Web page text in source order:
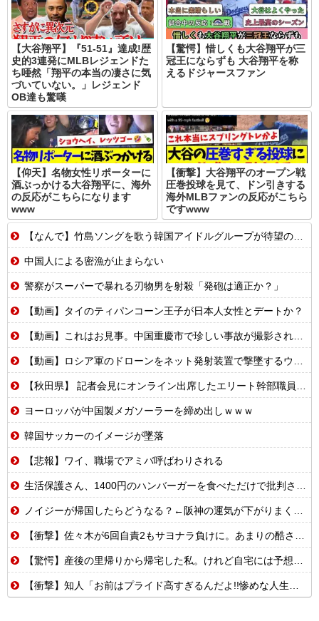
【大谷翔平】『51-51』達成!歴
史的3連発にMLBレジェンドた
ち唖然「翔平の本当の凄さに気
づいていない。」レジェンド
OB達も驚嘆
【驚愕】惜しくも大谷翔平が三
冠王にならずも 大谷翔平を称
えるドジャースファン
【仰天】名物女性リポーターに
酒ぶっかける大谷翔平に、海外
の反応がこちらになります
www
【衝撃】大谷翔平のオープン戦
圧巻投球を見て、ドン引きする
海外MLBファンの反応がこちら
ですwww
【なんで】竹島ソングを歌う韓国アイドルグループが待望の日本デビュー
中国人による密漁が止まらない
警察がスーパーで暴れる刃物男を射殺「発砲は適正か？」
【動画】タイのティパンコーン王子が日本人女性とデートか？
【動画】これはお見事。中国重慶市で珍しい事故が撮影される。
【動画】ロシア軍のドローンをネット発射装置で撃墜するウクライナ。
【秋田県】 記者会見にオンライン出席したエリート幹部職員、バスローブ姿でタバコを吸いながら説明 県が聞き取りへ
ヨーロッパが中国製メガソーラーを締め出しｗｗｗ
韓国サッカーのイメージが墜落
【悲報】ワイ、職場でアミバ呼ばわりされる
生活保護さん、1400円のハンバーガーを食べただけで批判される
ノイジーが帰国したらどうなる？←阪神の運気が下がりまくるやろな
【衝撃】佐々木が6回自責2もサヨナラ負けに。あまりの酷さにドン引きするドジャースファン
【驚愕】産後の里帰りから帰宅した私。けれど自宅には予想もしない人物が住み着いており……義父「お!嫁ちゃんお疲れ!俺もしばらく厄介になるよ」ギャンブル中毒&借金まみれな義父だった!
【衝撃】知人「お前はプライド高すぎるんだよ!!惨めな人生受け入れろよ!!」